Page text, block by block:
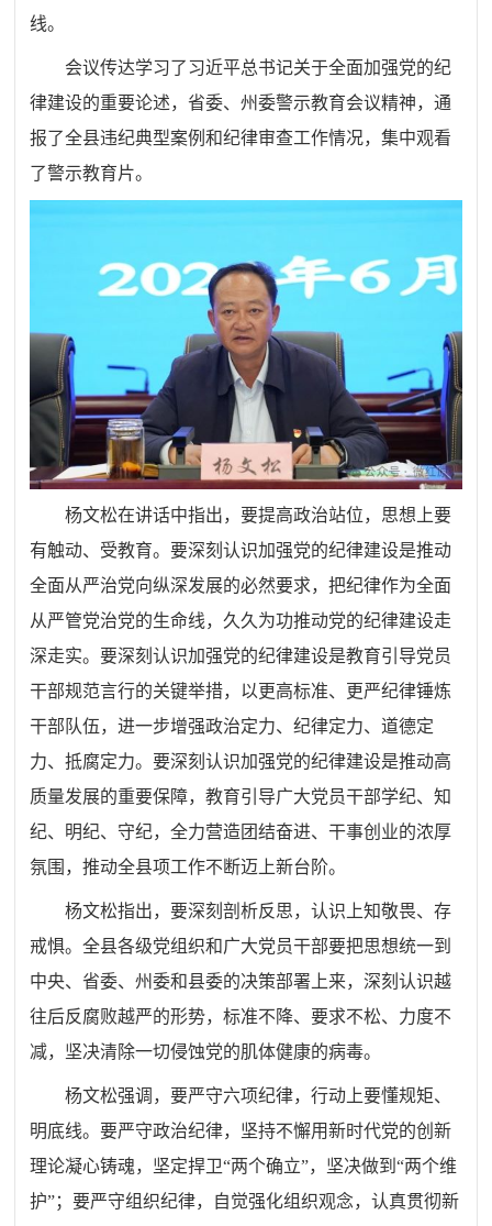
线。
会议传达学习了习近平总书记关于全面加强党的纪
律建设的重要论述，省委、州委警示教育会议精神，通
报了全县违纪典型案例和纪律审查工作情况，集中观看
了警示教育片。
杨文松在讲话中指出，要提高政治站位，思想上要
有触动、受教育。要深刻认识加强党的纪律建设是推动
全面从严治党向纵深发展的必然要求，把纪律作为全面
从严管党治党的生命线，久久为功推动党的纪律建设走
深走实。要深刻认识加强党的纪律建设是教育引导党员
干部规范言行的关键举措，以更高标准、更严纪律锤炼
干部队伍，进一步增强政治定力、纪律定力、道德定
力、抵腐定力。要深刻认识加强党的纪律建设是推动高
质量发展的重要保障，教育引导广大党员干部学纪、知
纪、明纪、守纪，全力营造团结奋进、干事创业的浓厚
氛围，推动全县项工作不断迈上新台阶。
杨文松指出，要深刻剖析反思，认识上知敬畏、存
戒惧。全县各级党组织和广大党员干部要把思想统一到
中央、省委、州委和县委的决策部署上来，深刻认识越
往后反腐败越严的形势，标准不降、要求不松、力度不
减，坚决清除一切侵蚀党的肌体健康的病毒。
杨文松强调，要严守六项纪律，行动上要懂规矩、
明底线。要严守政治纪律，坚持不懈用新时代党的创新
理论凝心铸魂，坚定捍卫“两个确立”，坚决做到“两个维
护”；要严守组织纪律，自觉强化组织观念，认真贯彻新